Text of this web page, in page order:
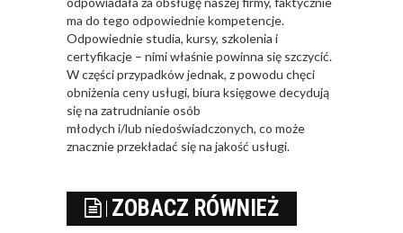
ma do tego odpowiednie kompetencje.
Odpowiednie studia, kursy, szkolenia i
certyfikacje – nimi właśnie powinna się szczycić.
W części przypadków jednak, z powodu chęci
obniżenia ceny usługi, biura księgowe decydują
się na zatrudnianie osób
młodych i/lub niedoświadczonych, co może
znacznie przekładać się na jakość usługi.
ZOBACZ RÓWNIEŻ